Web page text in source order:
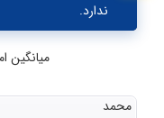
ندارد.
میانگین
محمد